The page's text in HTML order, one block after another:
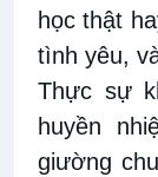
học thật
tình yêu,
Thực sự
huyền
giường